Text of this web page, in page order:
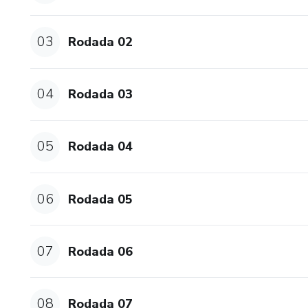
4) Material em formato PDF;
03 Rodada 02
04 Rodada 03
05 Rodada 04
06 Rodada 05
07 Rodada 06
08 Rodada 07